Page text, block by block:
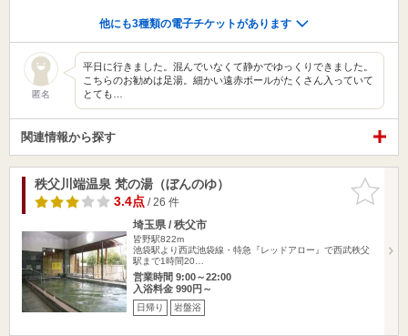
他にも3種類の電子チケットがあります
匿名
平日に行きました。混んでいなくて静かでゆっくりできました。
こちらのお勧めは足湯。細かい遠赤ボールがたくさん入っていて
とても…
関連情報から探す
お気に入
りに追加
秩父川端温泉 梵の湯（ぼんのゆ）
3.4点/ 26 件
埼玉県 / 秩父市
皆野駅822m
池袋駅より西武池袋線・特急『レッドアロー』で西武秩父
駅まで1時間20…
営業時間 9:00～22:00
入浴料金 990円～
日帰り 岩盤浴